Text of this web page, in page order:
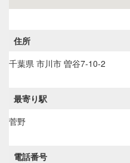
住所
千葉県 市川市 曽谷7-10-2
最寄り駅
菅野
電話番号